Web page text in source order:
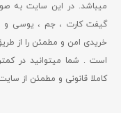
میباشد. در این سایت به
گیفت کارت ، جم ، یوسی و
خریدی امن و مطمئن را از
است . شما میتوانید در
کاملا قانونی و مطمئن از